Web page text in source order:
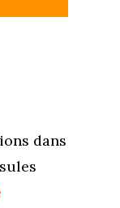
dans
ici